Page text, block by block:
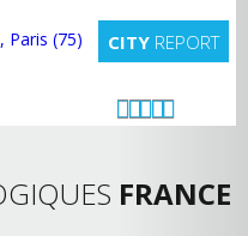
CITY REPORT
FRANCE